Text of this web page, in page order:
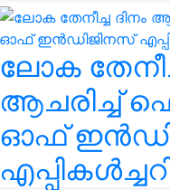
ലോക
ആചരിച്ച്
ഓഫ്